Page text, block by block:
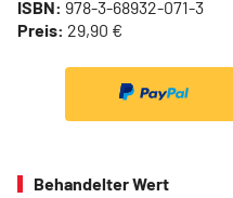
ISBN: 978-3-68932-071-3
Preis: 29,90 €
Behandelter Wert